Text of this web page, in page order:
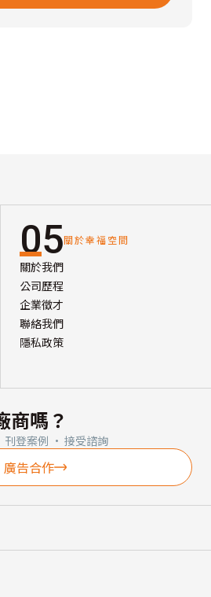
05關於幸福空間
關於我們
公司歷程
企業徵才
聯絡我們
隱私政策
商嗎？
刊登案例 · 接受諮詢
廣告合作